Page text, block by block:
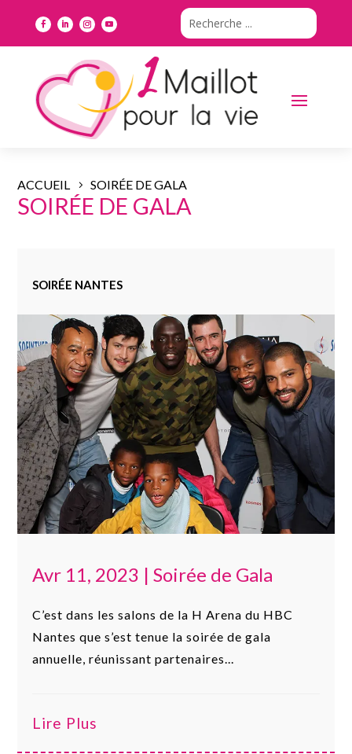
ACCUEIL SOIRÉE DE GALA
SOIRÉE DE GALA
SOIRÉE NANTES
Avr 11, 2023 |Soirée de Gala
C’est dans les salons de la H Arena du HBC
Nantes que s’est tenue la soirée de gala
annuelle, réunissant partenaires...
Lire Plus